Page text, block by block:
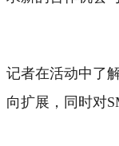
记者在活动中了
向扩展，同时对